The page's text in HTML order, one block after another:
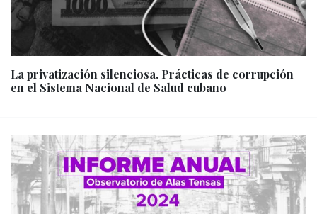
La privatización silenciosa. Prácticas de corrupción
en el Sistema Nacional de Salud cubano